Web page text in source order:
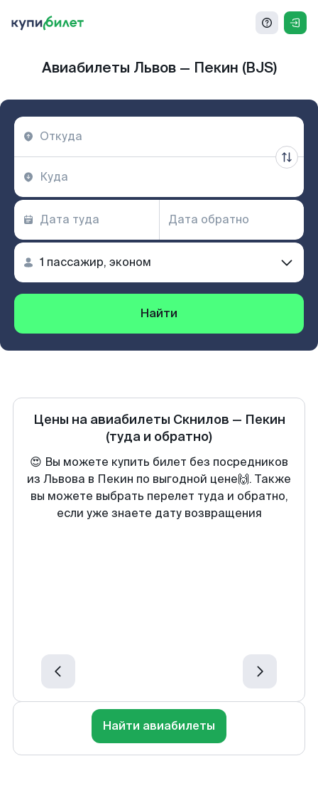
Авиабилеты Львов — Пекин (BJS)
Найти
Цены на авиабилеты Скнилов — Пекин
(туда и обратно)
😍 Вы можете купить билет без посредников
из Львова в Пекин по выгодной цене🙌. Также
вы можете выбрать перелет туда и обратно,
если уже знаете дату возвращения
Найти авиабилеты